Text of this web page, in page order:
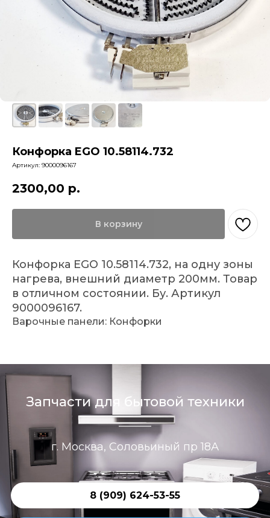
Конфорка EGO 10.58114.732
Артикул: 9000096167
2300,00 р.
В корзину
Конфорка EGO 10.58114.732, на одну зоны
нагрева, внешний диаметр 200мм. Товар
в отличном состоянии. Бу. Артикул
9000096167.
Варочные панели: Конфорки
Запчасти для бытовой техники
г. Москва, Соловьиный пр 18А
8 (909) 624-53-55